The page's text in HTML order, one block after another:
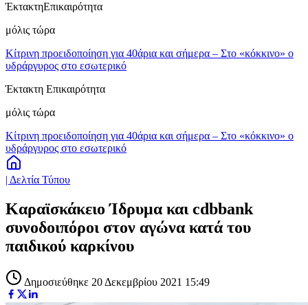
ΈκτακτηΕπικαιρότητα
μόλις τώρα
Κίτρινη προειδοποίηση για 40άρια και σήμερα – Στο «κόκκινο» ο
υδράργυρος στο εσωτερικό
Έκτακτη Επικαιρότητα
μόλις τώρα
Κίτρινη προειδοποίηση για 40άρια και σήμερα – Στο «κόκκινο» ο
υδράργυρος στο εσωτερικό
| Δελτία Τύπου
Καραϊσκάκειο Ίδρυμα και cdbbank
συνοδοιπόροι στον αγώνα κατά του
παιδικού καρκίνου
Δημοσιεύθηκε 20 Δεκεμβρίου 2021 15:49